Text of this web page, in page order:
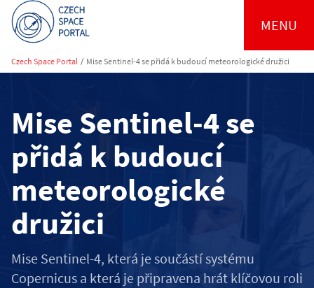
MENU
Czech Space Portal / Mise Sentinel-4 se přidá k budoucí meteorologické družici
Mise Sentinel-4 se
přidá k budoucí
meteorologické
družici
Mise Sentinel-4, která je součástí systému
Copernicus a která je připravena hrát klíčovou roli